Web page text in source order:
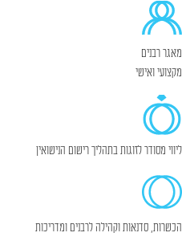
מאגר רבנים
מקצועי ואישי
ליווי מסודר לזוגות בתהליך רישום הנישואין
הכשרות, סדנאות וקהילה לרבנים ומדריכות